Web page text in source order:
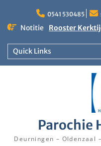
content
0541 530485
Notitie
Rooster
zondag 27
Denekamp
Quick Links
Parochie
Deurningen – Oldenzaal